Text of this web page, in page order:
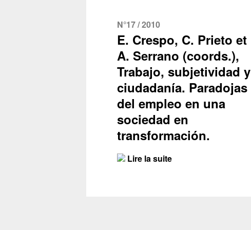
N°17 / 2010
E. Crespo, C. Prieto et
A. Serrano (coords.),
Trabajo, subjetividad y
ciudadanía. Paradojas
del empleo en una
sociedad en
transformación.
Lire la suite